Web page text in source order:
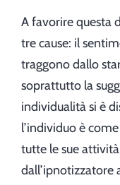
A favorire questa
tre cause: il
traggono dallo
soprattutto la
individualità si è
l’individuo è
tutte le sue
dall’ipnotizzatore